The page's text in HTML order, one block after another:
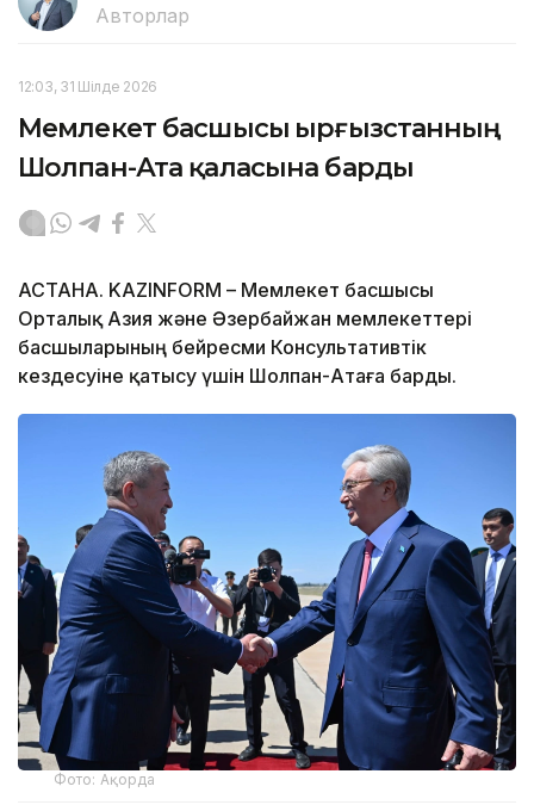
Авторлар
12:03, 31 Шілде 2026
Мемлекет басшысы Қырғызстанның
Шолпан-Ата қаласына барды
АСТАНА. KAZINFORM – Мемлекет басшысы
Орталық Азия және Әзербайжан мемлекеттері
басшыларының бейресми Консультативтік
кездесуіне қатысу үшін Шолпан-Атаға барды.
Фото: Ақорда